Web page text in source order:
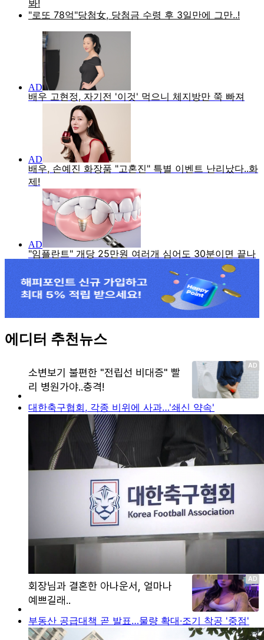
에디터 추천뉴스
대한축구협회, 각종 비위에 사과…'쇄신 약속'
부동산 공급대책 곧 발표…물량 확대·조기 착공 '중점'